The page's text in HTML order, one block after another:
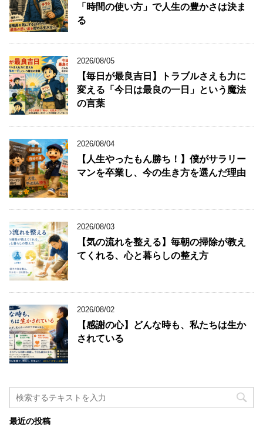
「時間の使い方」で人生の豊かさは決ま
る
2026/08/05
【毎日が最良吉日】トラブルさえも力に
変える「今日は最良の一日」という魔法
の言葉
2026/08/04
【人生やったもん勝ち！】僕がサラリー
マンを卒業し、今の生き方を選んだ理由
2026/08/03
【気の流れを整える】毎朝の掃除が教え
てくれる、心と暮らしの整え方
2026/08/02
【感謝の心】どんな時も、私たちは生か
されている
最近の投稿